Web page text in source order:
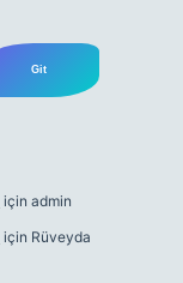
için admin
için Rüveyda